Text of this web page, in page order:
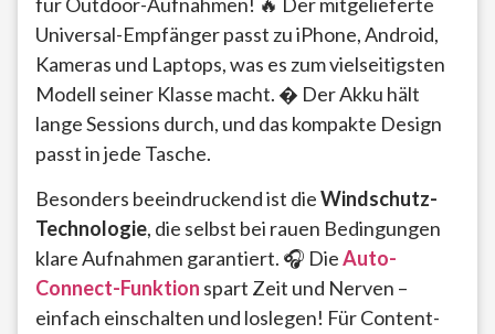
für Outdoor-Aufnahmen! 🔥 Der mitgelieferte
Universal-Empfänger passt zu iPhone, Android,
Kameras und Laptops, was es zum vielseitigsten
Modell seiner Klasse macht. � Der Akku hält
lange Sessions durch, und das kompakte Design
passt in jede Tasche.
Besonders beeindruckend ist dieWindschutz-
Technologie, die selbst bei rauen Bedingungen
klare Aufnahmen garantiert. 🎧 DieAuto-
Connect-Funktion spart Zeit und Nerven –
einfach einschalten und loslegen! Für Content-